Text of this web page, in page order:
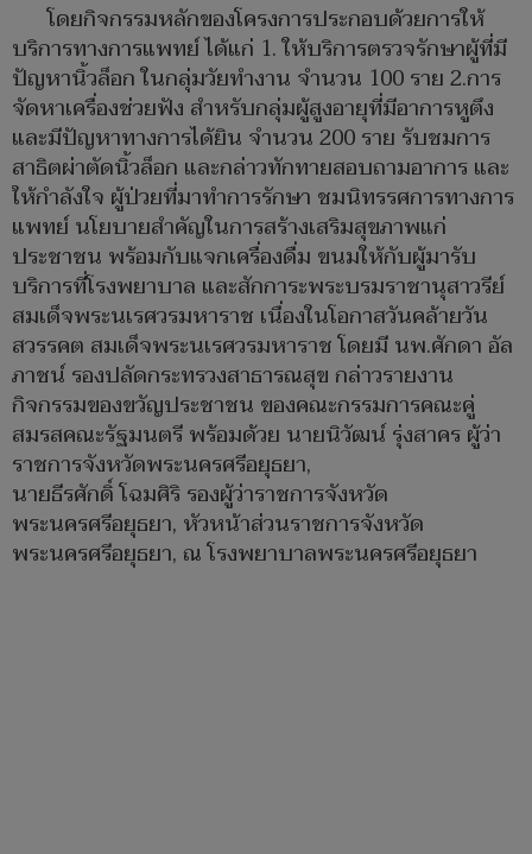
โดยกิจกรรมหลักของโครงการประกอบด้วยการให้
บริการทางการแพทย์ ได้แก่ 1. ให้บริการตรวจรักษาผู้ที่มี
ปัญหานิ้วล็อก ในกลุ่มวัยทำงาน จำนวน 100 ราย 2.การ
จัดหาเครื่องช่วยฟัง สำหรับกลุ่มผู้สูงอายุที่มีอาการหูตึง
และมีปัญหาทางการได้ยิน จำนวน 200 ราย รับชมการ
สาธิตผ่าตัดนิ้วล็อก และกล่าวทักทายสอบถามอาการ และ
ให้กำลังใจ ผู้ป่วยที่มาทำการรักษา ชมนิทรรศการทางการ
แพทย์ นโยบายสำคัญในการสร้างเสริมสุขภาพแก่
ประชาชน พร้อมกับแจกเครื่องดื่ม ขนมให้กับผู้มารับ
บริการที่โรงพยาบาล และสักการะพระบรมราชานุสาวรีย์
สมเด็จพระนเรศวรมหาราช เนื่องในโอกาสวันคล้ายวัน
สวรรคต สมเด็จพระนเรศวรมหาราช โดยมี นพ.ศักดา อัล
ภาชน์ รองปลัดกระทรวงสาธารณสุข กล่าวรายงาน
กิจกรรมของขวัญประชาชน ของคณะกรรมการคณะคู่
สมรสคณะรัฐมนตรี พร้อมด้วย นายนิวัฒน์ รุ่งสาคร ผู้ว่า
ราชการจังหวัดพระนครศรีอยุธยา,
นายธีรศักดิ์ โฉมศิริ รองผู้ว่าราชการจังหวัด
พระนครศรีอยุธยา, หัวหน้าส่วนราชการจังหวัด
พระนครศรีอยุธยา, ณ โรงพยาบาลพระนครศรีอยุธยา